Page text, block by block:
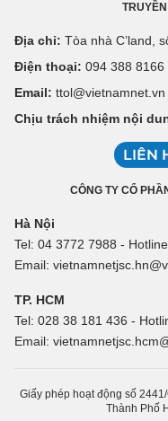
Địa chỉ: Tòa nhà C’land,
Điện thoại: 094 388 8166
Email: ttol@vietnamnet.vn
Chịu trách nhiệm nội
LIÊN
CÔNG TY CỔ
Hà Nội
Tel: 04 3772 7988 -
Email:
TP. HCM
Tel: 028 38 181 436 -
Email:
Giấy phép hoạt động số
Thành Phố